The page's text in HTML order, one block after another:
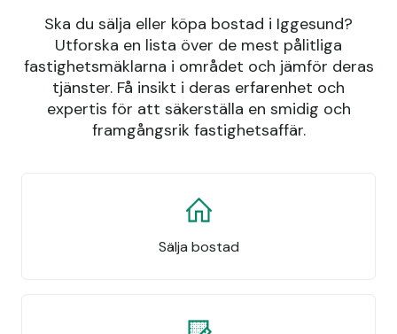
Ska du sälja eller köpa bostad i Iggesund?
Utforska en lista över de mest pålitliga
fastighetsmäklarna i området och jämför deras
tjänster. Få insikt i deras erfarenhet och
expertis för att säkerställa en smidig och
framgångsrik fastighetsaffär.
Sälja bostad